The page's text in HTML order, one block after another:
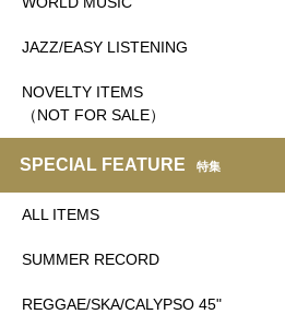
JAZZ/EASY LISTENING
NOVELTY ITEMS
（NOT FOR SALE）
SPECIAL FEATURE 特集
ALL ITEMS
SUMMER RECORD
REGGAE/SKA/CALYPSO 45"